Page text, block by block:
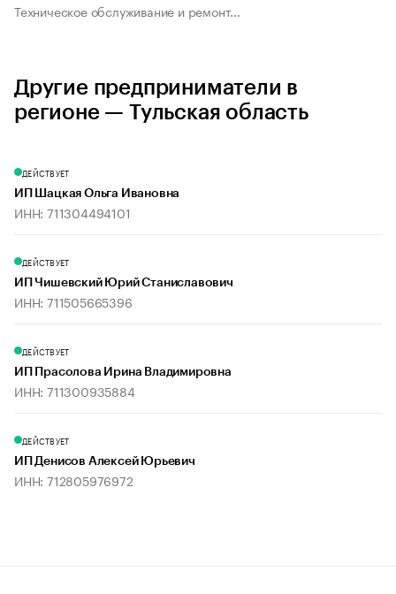
Техническое обслуживание и ремонт...
Другие предприниматели в
регионе — Тульская область
ДЕЙСТВУЕТ
ИП Шацкая Ольга Ивановна
ИНН: 711304494101
ДЕЙСТВУЕТ
ИП Чишевский Юрий Станиславович
ИНН: 711505665396
ДЕЙСТВУЕТ
ИП Прасолова Ирина Владимировна
ИНН: 711300935884
ДЕЙСТВУЕТ
ИП Денисов Алексей Юрьевич
ИНН: 712805976972